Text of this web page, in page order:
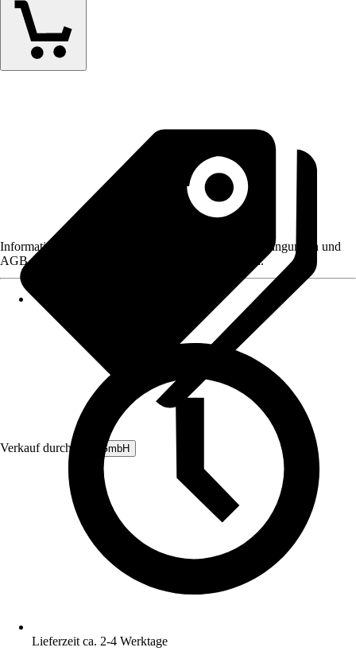
Verkauf durch: ILP GmbH
Informationen des Verkäufers, wie z. B. Rückgabebedingungen und
AGB, finden Sie bei Klick auf den Verkäufernamen.
Lieferzeit ca. 2-4 Werktage